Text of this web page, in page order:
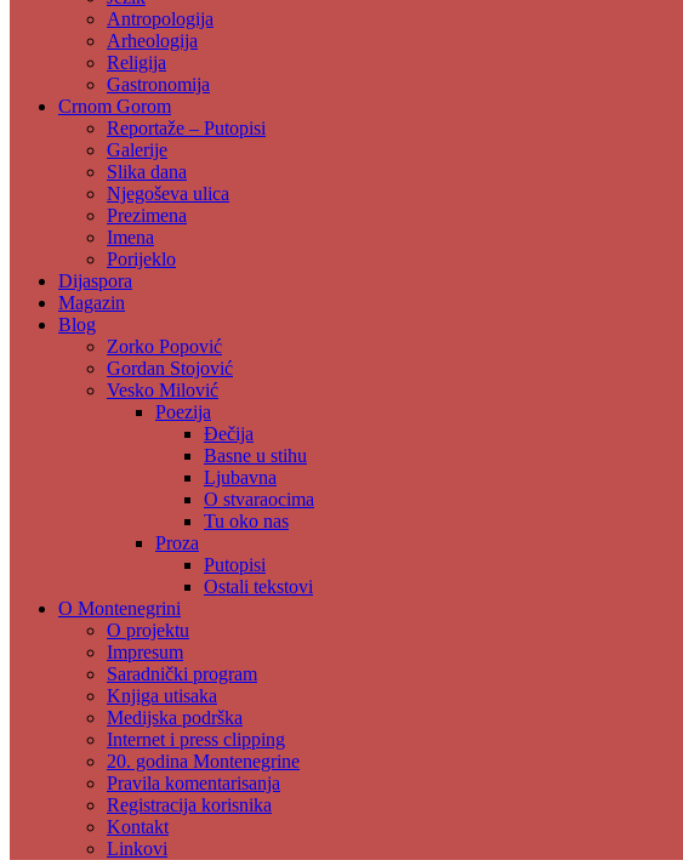
Antropologija
Arheologija
Religija
Gastronomija
Crnom Gorom
Reportaže – Putopisi
Galerije
Slika dana
Njegoševa ulica
Prezimena
Imena
Porijeklo
Dijaspora
Magazin
Blog
Zorko Popović
Gordan Stojović
Vesko Milović
Poezija
Đečija
Basne u stihu
Ljubavna
O stvaraocima
Tu oko nas
Proza
Putopisi
Ostali tekstovi
O Montenegrini
O projektu
Impresum
Saradnički program
Knjiga utisaka
Medijska podrška
Internet i press clipping
20. godina Montenegrine
Pravila komentarisanja
Registracija korisnika
Kontakt
Linkovi